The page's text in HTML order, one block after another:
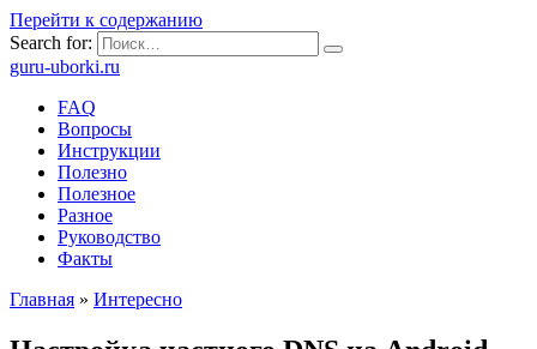
Перейти к содержанию
Search for:
guru-uborki.ru
FAQ
Вопросы
Инструкции
Полезно
Полезное
Разное
Руководство
Факты
Главная » Интересно